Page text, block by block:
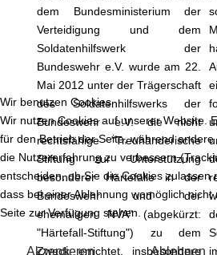
dem Bundesministerium der
Verteidigung und dem
Soldatenhilfswerk der
Bundeswehr e.V. wurde am 22.
Mai 2012 unter der Trägerschaft
des Soldatenhilfswerks der
Bundeswehr e.V. die nicht
rechtsfähige "Treuhänderische
Stiftung zur Unterstützung
besonderer Härtefälle in der
Bundeswehr und der
ehemaligen NVA" (abgekürzt:
"Härtefall-Stiftung") zu dem
Zweck errichtet, insbesondere
Wir benutzen Cookies
Wir nutzen Cookies auf unserer Website.
für den Betrieb der Seite, während
die Nutzererfahrung zu verbessern
entscheiden, ob Sie die Cookies zulassen
dass bei einer Ablehnung womöglich
Seite zur Verfügung stehen.
Akzeptieren Ablehnen